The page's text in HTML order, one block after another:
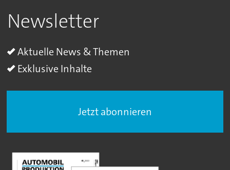
Newsletter
Aktuelle News & Themen
Exklusive Inhalte
Jetzt abonnieren